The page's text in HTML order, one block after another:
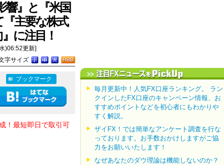
響』と『米国
主要な株式
に注目！
)06:52更新]
字サイズ
ブックマーク
！最短即日で取引可
毎月更新中！人気FX口座ランキング。 ラン
クインしたFX口座のキャンペーン情報、お
すすめポイントなどを初心者にもわかりや
すく解説。
ザイFX！では簡単なアンケート調査を行な
っております。お手数おかけしますがご協
力をお願いいたします！
なぜあなたのダウ理論は機能しないのか？